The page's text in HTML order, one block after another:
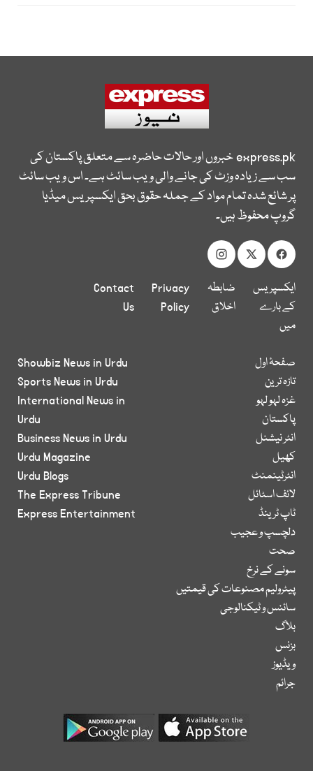
express.pkخبروں اور حالات حاضرہ سے متعلق پاکستان کی
سب سے زیادہ وزٹ کی جانے والی ویب سائٹ ہے۔ اس ویب سائٹ
پر شائع شدہ تمام مواد کے جملہ حقوق بحق ایکسپریس میڈیا
گروپ محفوظ ہیں۔
ایکسپریس
کے بارے
میں
ضابطہ
اخلاق
Privacy
Policy
Contact
Us
صفحۂ اول
تازہ ترین
غزہ لہو لہو
پاکستان
انٹر نیشنل
کھیل
انٹرٹینمنٹ
لائف اسٹائل
ٹاپ ٹرینڈ
دلچسپ و عجیب
صحت
سونے کے نرخ
پیٹرولیم مصنوعات کی قیمتیں
سائنس و ٹیکنالوجی
بلاگ
بزنس
ویڈیوز
جرائم
Showbiz News in Urdu
Sports News in Urdu
International News in
Urdu
Business News in Urdu
Urdu Magazine
Urdu Blogs
The Express Tribune
Express Entertainment